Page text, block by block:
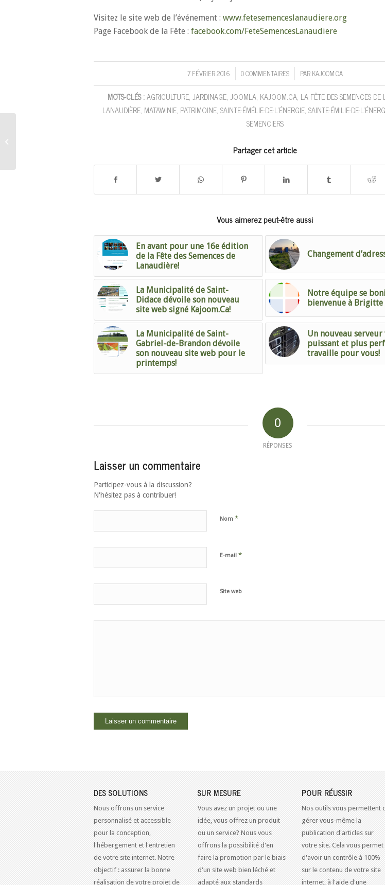
Visitez le site web de l’événement : www.fetesemenceslanaudiere.org
Page Facebook de la Fête : facebook.com/FeteSemencesLanaudiere
7 FÉVRIER 2016
/ 0 COMMENTAIRES
/ PARKAJOOM.CA
MOTS-CLÉS :AGRICULTURE, JARDINAGE, JOOMLA, KAJOOM.CA, LA FÊTE DES SEMENCES
LANAUDIÈRE, MATAWINIE, PATRIMOINE,SAINTE-ÉMÉLIE-DE-L'ÉNERGIE,SAINTE-ÉMILIE-DE-
SEMENCIERS
Partager cet article
Vous aimerez peut-être aussi
En avant pour une 16e édition
de la Fête des Semences de
Lanaudière!
Changement
La Municipalité de Saint-
Didace dévoile son nouveau
site web signé Kajoom.Ca!
Notre équipe se
bienvenue à Brigitte
La Municipalité de Saint-
Gabriel-de-Brandon dévoile
son nouveau site web pour le
printemps!
Un nouveau
puissant et plus
travaille pour vous!
0
RÉPONSES
Laisser un commentaire
Participez-vous à la discussion?
N'hésitez pas à contribuer!
Nom *
E-mail *
Site web
DES SOLUTIONS
Nous offrons un service
personnalisé et accessible
pour la conception,
l'hébergement et l'entretien
de votre site internet. Notre
objectif : assurer la bonne
réalisation de votre projet de
SUR MESURE
Vous avez un projet ou une
idée, vous offrez un produit
ou un service? Nous vous
offrons la possibilité d'en
faire la promotion par le biais
d'un site web bien léché et
adapté aux standards
POUR RÉUSSIR
Nos outils vous permettent
gérer vous-même la
publication d'articles sur
votre site. Cela vous permet
d'avoir un contrôle à 100%
sur le contenu de votre site
internet, à l'aide d'une